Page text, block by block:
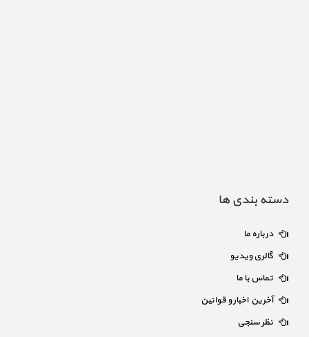
دسته بندی ها
درباره ما
گالری ویدیو
تماس با ما
آخرین اخبار و قوانین
نظر سنجی